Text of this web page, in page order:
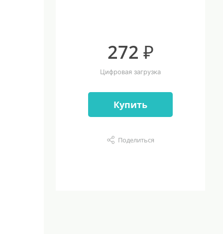
272 ₽
Цифровая загрузка
Купить
Поделиться